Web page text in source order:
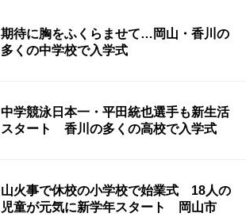
期待に胸をふくらませて…岡山・香川の
多くの中学校で入学式
中学競泳日本一・平田統也選手も新生活
スタート 香川の多くの高校で入学式
山火事で休校の小学校で始業式 18人の
児童が元気に新学年スタート 岡山市